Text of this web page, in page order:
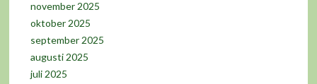
november 2025
oktober 2025
september 2025
augusti 2025
juli 2025